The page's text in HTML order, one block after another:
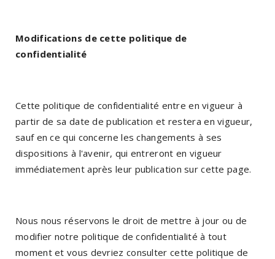
Modifications de cette politique de
confidentialité
Cette politique de confidentialité entre en vigueur à
partir de sa date de publication et restera en vigueur,
sauf en ce qui concerne les changements à ses
dispositions à l'avenir, qui entreront en vigueur
immédiatement après leur publication sur cette page.
Nous nous réservons le droit de mettre à jour ou de
modifier notre politique de confidentialité à tout
moment et vous devriez consulter cette politique de